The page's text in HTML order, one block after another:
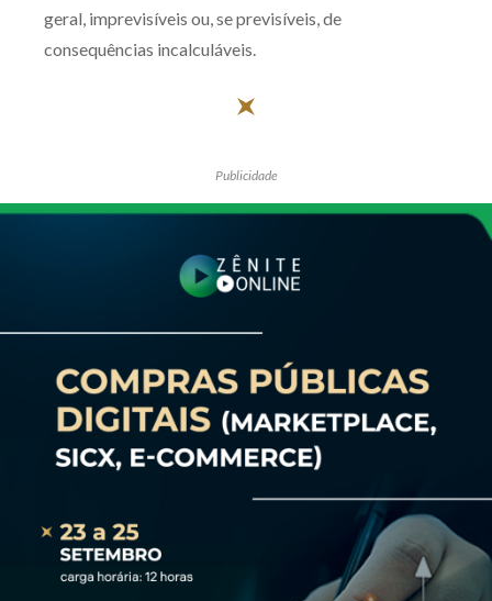
geral, imprevisíveis ou, se previsíveis, de
consequências incalculáveis.
Publicidade